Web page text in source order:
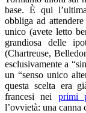
base. È qui
obbliga ad
unico (avete letto
grandiosa delle
(Chartreuse,
esclusivamente a
un “senso unico
questa scelta era
francesi nei primi
l’ovvietà: una canna